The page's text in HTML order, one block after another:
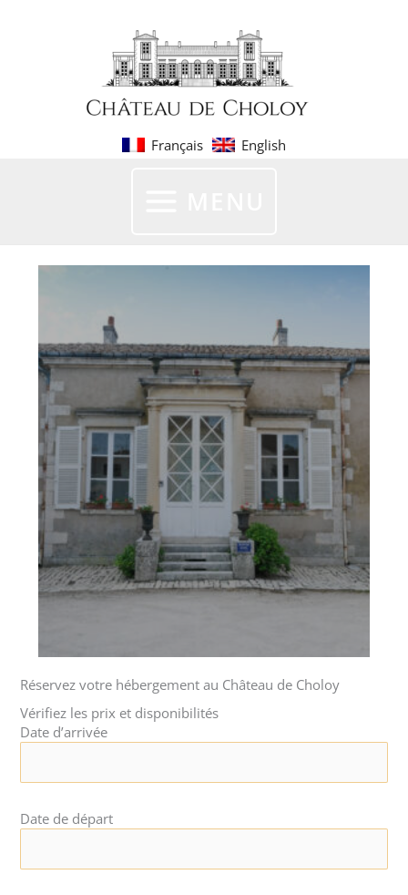
Français English
Réservez votre hébergement au Château de Choloy
Vérifiez les prix et disponibilités
Date d’arrivée
Date de départ